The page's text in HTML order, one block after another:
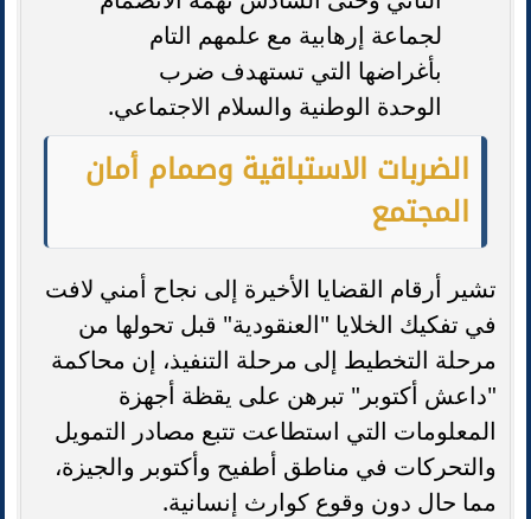
لجماعة إرهابية مع علمهم التام
بأغراضها التي تستهدف ضرب
الوحدة الوطنية والسلام الاجتماعي.
الضربات الاستباقية وصمام أمان
المجتمع
تشير أرقام القضايا الأخيرة إلى نجاح أمني لافت
في تفكيك الخلايا "العنقودية" قبل تحولها من
مرحلة التخطيط إلى مرحلة التنفيذ، إن محاكمة
"داعش أكتوبر" تبرهن على يقظة أجهزة
المعلومات التي استطاعت تتبع مصادر التمويل
والتحركات في مناطق أطفيح وأكتوبر والجيزة،
مما حال دون وقوع كوارث إنسانية.